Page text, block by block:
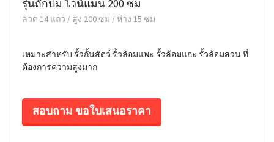
รุ่นถักปม ไวน์แมน 200 ซม
ลวด 14 แถว / สูง 200 ซม / ห่าง 15 ซม
เหมาะสำหรับ รั้วกั้นสัตว์ รั้วล้อมแพะ รั้วล้อมแกะ รั้วล้อมสวน ที่
ต้องการความสูงมาก
สอบถาม ขอใบเสนอราคา